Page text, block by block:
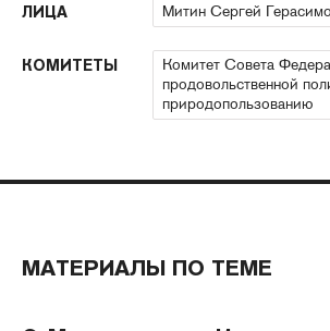
ЛИЦА Митин Сергей
КОМИТЕТЫ
Комитет Совета
продовольственной
природопользованию
МАТЕРИАЛЫ ПО ТЕМЕ